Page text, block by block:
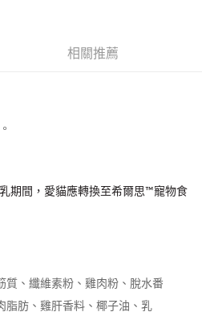
上)免運費
上)免運費
相關推薦
期間，愛貓應轉換至希爾思™寵物食
質、纖維素粉、雞肉粉、脫水番
脂肪、雞肝香料、椰子油、乳